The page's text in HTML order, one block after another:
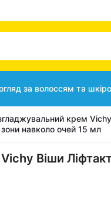
за волоссям та
крем Vichy
зони навколо очей 15 мл
Віши